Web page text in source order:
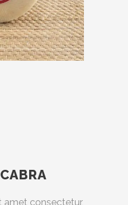
amet consectetur,